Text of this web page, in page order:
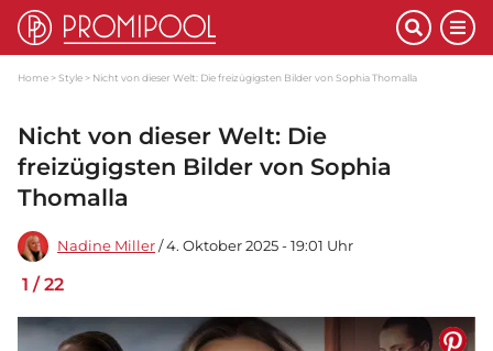
Home Style Nicht von dieser Welt: Die freizügigsten Bilder von Sophia Thomalla
Nicht von dieser Welt: Die
freizügigsten Bilder von Sophia
Thomalla
Nadine Miller / 4. Oktober 2025 - 19:01 Uhr
1 /22